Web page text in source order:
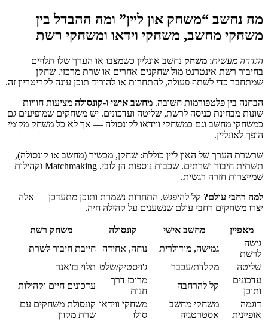
מה נחשב “משחק און ליין” ומה ההבדל בין
משחקי מחשב, משחקי וידאו ומשחקי רשת
הגדרה מעשית: משחק נחשב אונליין כשמצבו או הערך שלו תלויים
בחיבור רשת אינטרנט מול שחקנים אחרים או שרת מרכזי. שחקן
שמתחבר כדי לשתף פעולה, להתחרות או להוריד תוכן עונה לקריטריון זה.
הבחנה בין פלטפורמות חשובה. מחשב אישי ו-קונסולה מציעות חוויות
שונות מבחינת כניסה לרשת, שליטה ועדכונים. יש משחקים שמופיעים גם
כמשחקי מחשב וגם כמשחקי ווידאו לקונסולה — אך לא כל משחק מקומי
הופך לאונליין.
שרשרת הערך של האון ליין כוללת: שחקן, מכשיר (מחשב או קונסולה),
תשתית חיבור ושרתים. שכבות נוספות הן לובי, Matchmaking וקהילות
שמייצרות חזרה רגשית.
למה רחבי עולם? קל להיפגש, התחרות נשמרת ותוכן מתעדכן — אלה
יצרו משחקים רחבי עולם שנשענים על קהילה חיה.
מאפיין מחשב אישי קונסולה
משחק רשת
גישה
לרשת
גמישה, מודולרית נוחה, אחידה
חייבת חיבור לשרת
שליטה
מקלדת/עכבר ג'ויסטיק/שלט תלוי בז'אנר
עדכונים
ותוכן
קל להרחבה
מרוכז דרך
חנות
עדכונים חיים וקהילות
דוגמה
אופיינית
משחקי מחשב
אסטרטגיה
משחקי ווידאו
סולו
קונסולת משחקים עם
שרת מקוון